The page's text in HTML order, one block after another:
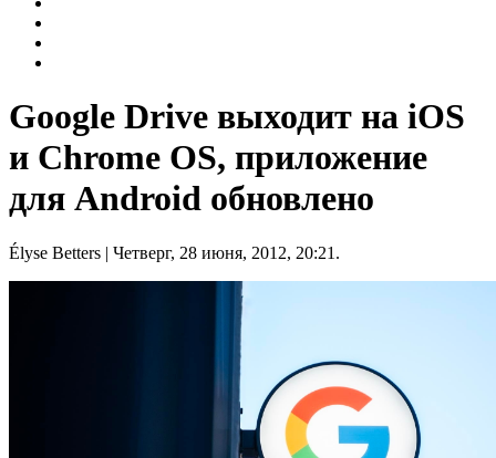
Google Drive выходит на iOS
и Chrome OS, приложение
для Android обновлено
Élyse Betters | Четверг, 28 июня, 2012, 20:21.